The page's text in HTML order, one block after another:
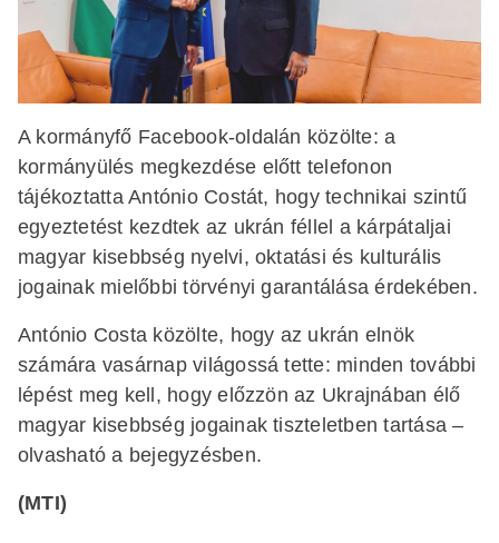
A kormányfő Facebook-oldalán közölte: a
kormányülés megkezdése előtt telefonon
tájékoztatta António Costát, hogy technikai szintű
egyeztetést kezdtek az ukrán féllel a kárpátaljai
magyar kisebbség nyelvi, oktatási és kulturális
jogainak mielőbbi törvényi garantálása érdekében.
António Costa közölte, hogy az ukrán elnök
számára vasárnap világossá tette: minden további
lépést meg kell, hogy előzzön az Ukrajnában élő
magyar kisebbség jogainak tiszteletben tartása –
olvasható a bejegyzésben.
(MTI)